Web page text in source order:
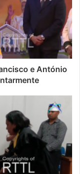
e António